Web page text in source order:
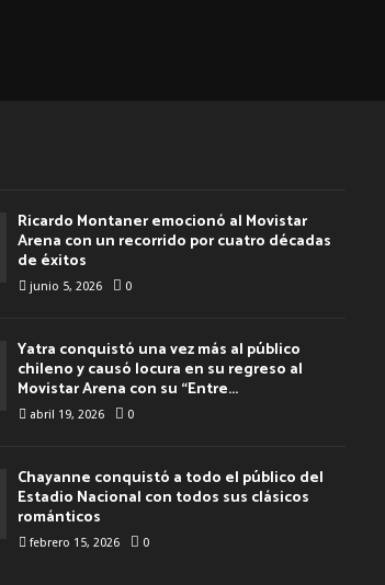
Ricardo Montaner emocionó al Movistar
Arena con un recorrido por cuatro décadas
de éxitos
junio 5, 2026 0
Yatra conquistó una vez más al público
chileno y causó locura en su regreso al
Movistar Arena con su “Entre...
abril 19, 2026 0
Chayanne conquistó a todo el público del
Estadio Nacional con todos sus clásicos
románticos
febrero 15, 2026 0